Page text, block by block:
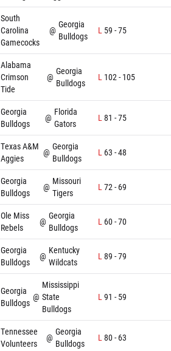
South
Carolina
Gamecocks
@
Georgia
Bulldogs
L 59 -75
Alabama
Crimson
Tide
@
Georgia
Bulldogs
L 102- 105
Georgia
Bulldogs
@
Florida
Gators
L81 -75
Texas A&M
Aggies
@
Georgia
Bulldogs
L 63 -48
Georgia
Bulldogs
@
Missouri
Tigers
L72- 69
Ole Miss
Rebels
@
Georgia
Bulldogs
L 60-70
Georgia
Bulldogs
@
Kentucky
Wildcats
L89 -79
Georgia
Bulldogs
@
Mississippi
State
Bulldogs
L91 - 59
Tennessee
Volunteers
@
Georgia
Bulldogs
L80- 63